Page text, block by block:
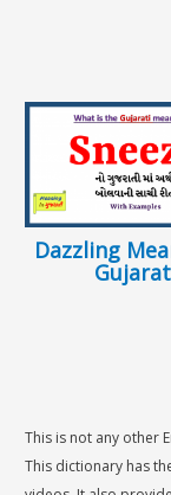
Dazzling
This is not any other
This dictionary has